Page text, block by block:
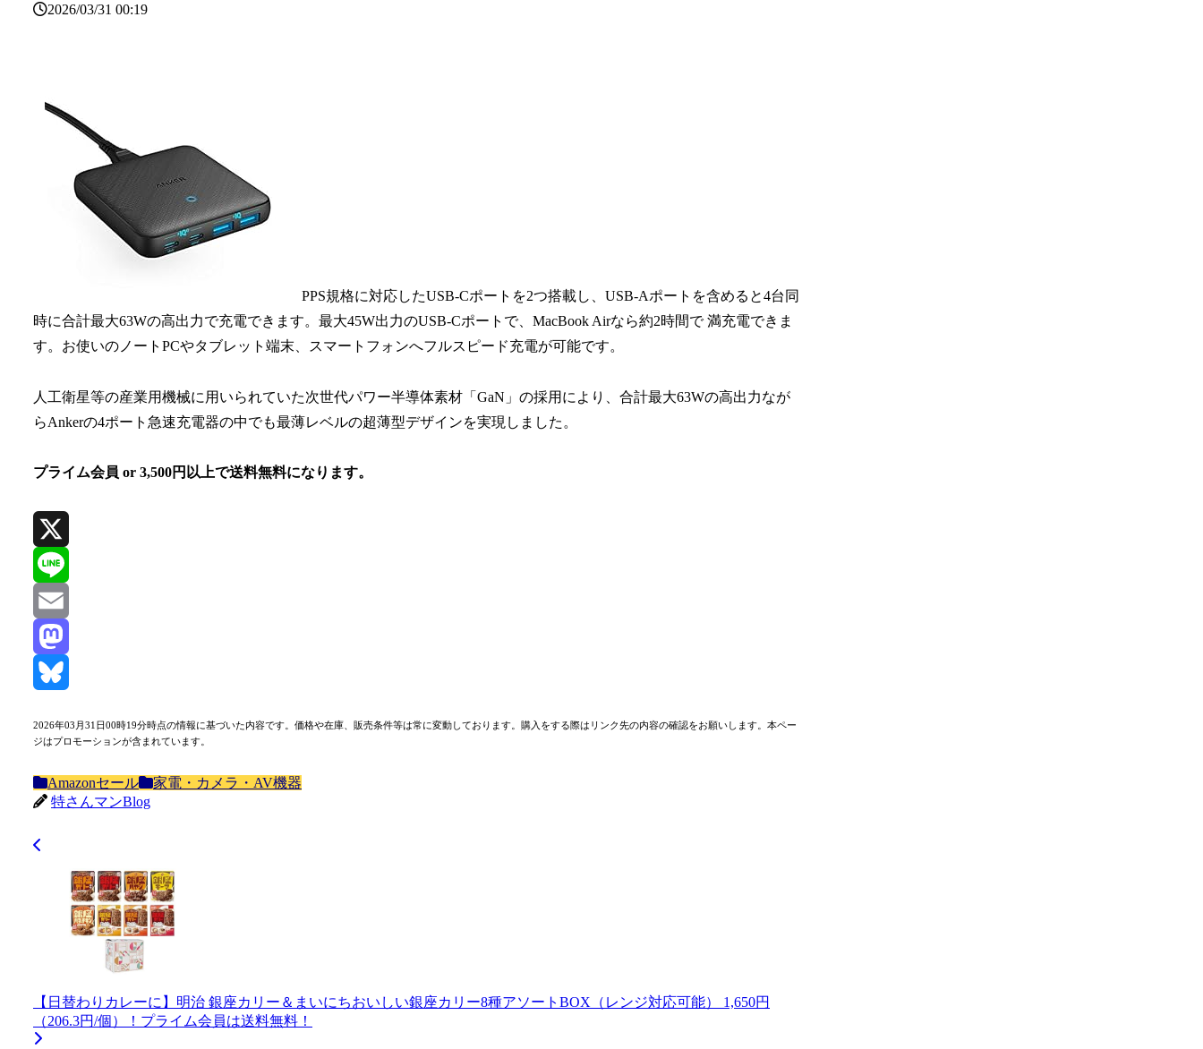
2026/03/31 00:19
PPS規格に対応したUSB-Cポートを2つ搭載し、USB-Aポートを含めると4台同
時に合計最大63Wの高出力で充電できます。最大45W出力のUSB-Cポートで、MacBook Airなら約2時間で 満充電できま
す。お使いのノートPCやタブレット端末、スマートフォンへフルスピード充電が可能です。
人工衛星等の産業用機械に用いられていた次世代パワー半導体素材「GaN」の採用により、合計最大63Wの高出力なが
らAnkerの4ポート急速充電器の中でも最薄レベルの超薄型デザインを実現しました。
プライム会員 or 3,500円以上で送料無料になります。
X
Line
Email
Mastodon
2026年03月31日00時19分時点の情報に基づいた内容です。価格や在庫、販売条件等は常に変動しております。購入をする際はリンク先の内容の確認をお願いします。本ペー
ジはプロモーションが含まれています。
Amazonセール
家電・カメラ・AV機器
特さんマンBlog
【日替わりカレーに】明治 銀座カリー＆まいにちおいしい銀座カリー8種アソートBOX（レンジ対応可能） 1,650円
（206.3円/個）！プライム会員は送料無料！